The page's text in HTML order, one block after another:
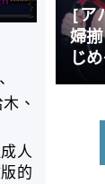
[ア
婦
じ
、
人
的